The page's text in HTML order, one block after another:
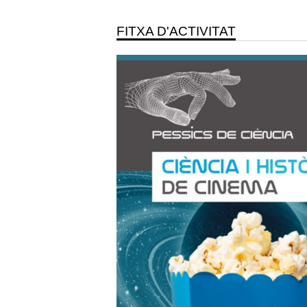
FITXA D'ACTIVITAT